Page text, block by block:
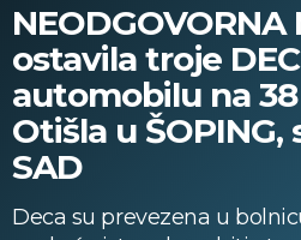
NEODGOVORNA
ostavila troje
automobilu na
Otišla u
SAD
Deca su prevezena u